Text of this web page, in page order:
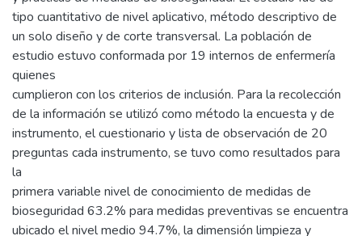
tipo cuantitativo de nivel aplicativo, método descriptivo de
un solo diseño y de corte transversal. La población de
estudio estuvo conformada por 19 internos de enfermería
quienes
cumplieron con los criterios de inclusión. Para la recolección
de la información se utilizó como método la encuesta y de
instrumento, el cuestionario y lista de observación de 20
preguntas cada instrumento, se tuvo como resultados para
la
primera variable nivel de conocimiento de medidas de
bioseguridad 63.2% para medidas preventivas se encuentra
ubicado el nivel medio 94.7%, la dimensión limpieza y